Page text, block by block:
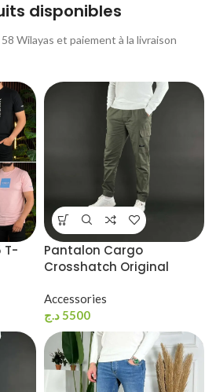
disponibles
Wilayas et paiement à la livraison
T-
Pantalon Cargo
Crosshatch Original
Accessories
5500د.ج